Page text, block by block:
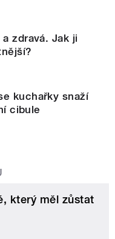
zdravá. Jak ji
kuchařky snaží
cibule
který měl zůstat